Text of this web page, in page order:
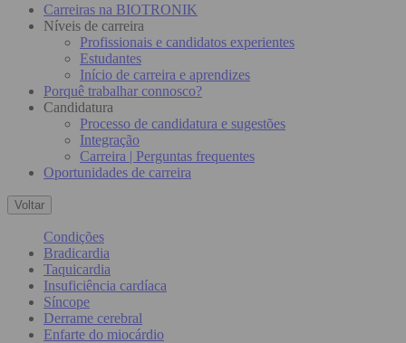
Carreiras na BIOTRONIK
Níveis de carreira
Profissionais e candidatos experientes
Estudantes
Início de carreira e aprendizes
Porquê trabalhar connosco?
Candidatura
Processo de candidatura e sugestões
Integração
Carreira | Perguntas frequentes
Oportunidades de carreira
Voltar
Condições
Bradicardia
Taquicardia
Insuficiência cardíaca
Síncope
Derrame cerebral
Enfarte do miocárdio